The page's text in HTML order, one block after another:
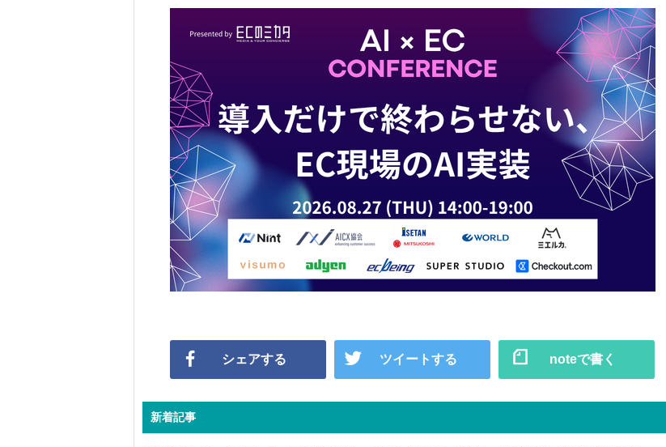
シェアする ツイートする noteで書く
新着記事